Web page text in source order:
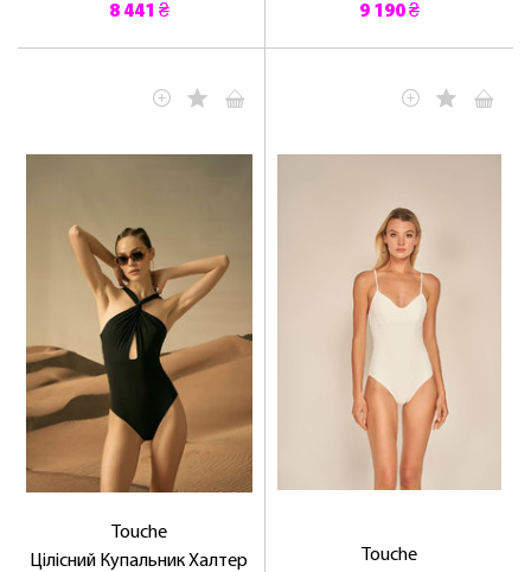
8 441 ₴
9 190 ₴
Touche
Цілісний Купальник Халтер
Touche